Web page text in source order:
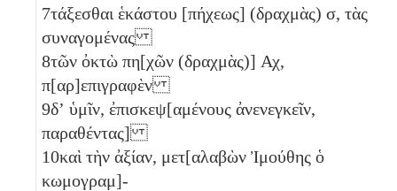
7τάξεσθαι ἑκάστου [πήχεως] (δραχμὰς) σ, τὰς
συναγομένας
8τῶν ὀκτὼ πη[χῶν (δραχμὰς)] Αχ,
π[αρ]επιγραφὲν
9δʼ ὑμῖν, ἐπισκεψ[αμένους ἀνενεγκεῖν,
παραθέντας]
10καὶ τὴν ἀξίαν, μετ[αλαβὼν Ἰμούθης ὁ
κωμογραμ]-